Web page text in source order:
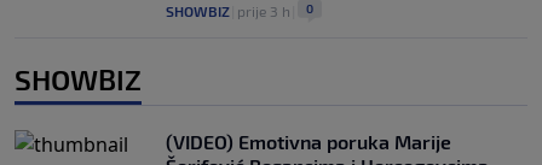
SHOWBIZ prije 3 h 0
SHOWBIZ
(VIDEO) Emotivna poruka Marije